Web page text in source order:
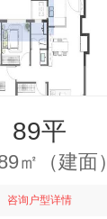
89平
㎡（建面）
咨询户型详情